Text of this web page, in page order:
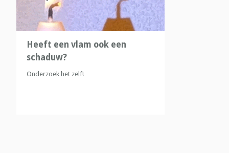
Heeft een vlam ook een
schaduw?
Onderzoek het zelf!